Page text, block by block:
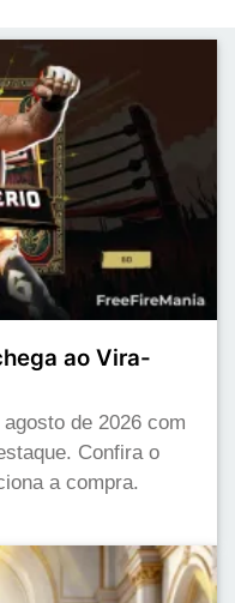
ao Vira-
de 2026 com
Confira o
a compra.